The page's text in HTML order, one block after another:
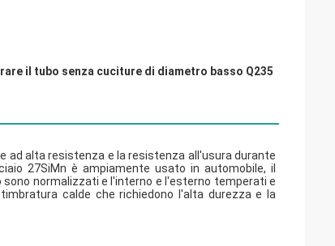
il tubo senza cuciture di diametro basso Q235
ad alta resistenza e la resistenza all'usura durante
27SiMn è ampiamente usato in automobile, il
normalizzati e l'interno e l'esterno temperati e
calde che richiedono l'alta durezza e la